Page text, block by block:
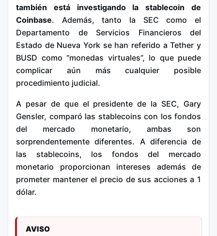
también está investigando la stablecoin de
Coinbase. Además, tanto la SEC como el
Departamento de Servicios Financieros del
Estado de Nueva York se han referido a Tether y
BUSD como “monedas virtuales”, lo que puede
complicar aún más cualquier posible
procedimiento judicial.
A pesar de que el presidente de la SEC, Gary
Gensler, comparó las stablecoins con los fondos
del mercado monetario, ambas son
sorprendentemente diferentes. A diferencia de
las stablecoins, los fondos del mercado
monetario proporcionan intereses además de
prometer mantener el precio de sus acciones a 1
dólar.
AVISO